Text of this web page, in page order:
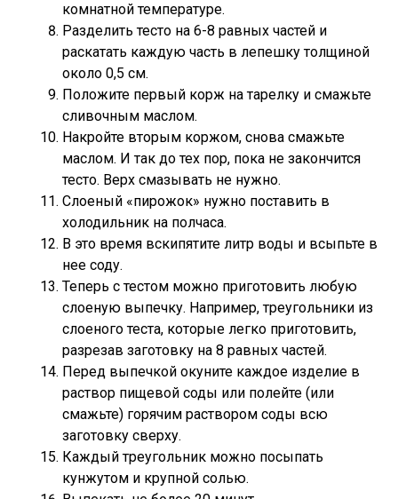
комнатной температуре.
Разделить тесто на 6-8 равных частей и
раскатать каждую часть в лепешку толщиной
около 0,5 см.
Положите первый корж на тарелку и смажьте
сливочным маслом.
Накройте вторым коржом, снова смажьте
маслом. И так до тех пор, пока не закончится
тесто. Верх смазывать не нужно.
Слоеный «пирожок» нужно поставить в
холодильник на полчаса.
В это время вскипятите литр воды и всыпьте в
нее соду.
Теперь с тестом можно приготовить любую
слоеную выпечку. Например, треугольники из
слоеного теста, которые легко приготовить,
разрезав заготовку на 8 равных частей.
Перед выпечкой окуните каждое изделие в
раствор пищевой соды или полейте (или
смажьте) горячим раствором соды всю
заготовку сверху.
Каждый треугольник можно посыпать
кунжутом и крупной солью.